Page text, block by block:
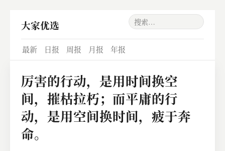
大家优选
最新 日报 周报 月报 年报
厉害的行动，是用时间换空
间，摧枯拉朽；而平庸的行
动，是用空间换时间，疲于奔
命。